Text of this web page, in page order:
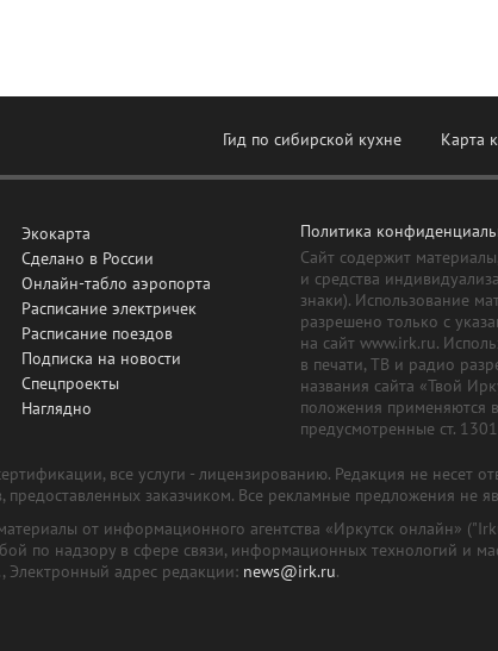
Гид по сибирской кухне Карта
Экокарта
Сделано в России
Онлайн-табло аэропорта
Расписание электричек
Расписание поездов
Подписка на новости
Спецпроекты
Наглядно
Политика
Сайт содержит
и средства
знаки). Использование
разрешено только с
на сайт www.irk.ru.
в печати, ТВ и радио
названия сайта «Твой
положения применяются
предусмотренные ст.
все услуги - лицензированию. Редакция не несет
заказчиком. Все рекламные предложения не
от информационного агентства «Иркутск
по надзору в сфере связи, информационных технологий и
Электронный адрес редакции: news@irk.ru.